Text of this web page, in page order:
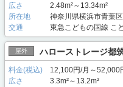
広さ
2.48m²～13.34m²
所在地
神奈川県横浜市青葉
交通
東急こどもの国線 こ
屋外 ハローストレージ都
料金(税込)
12,100円/月～52,000
広さ
3.3m²～13.2m²